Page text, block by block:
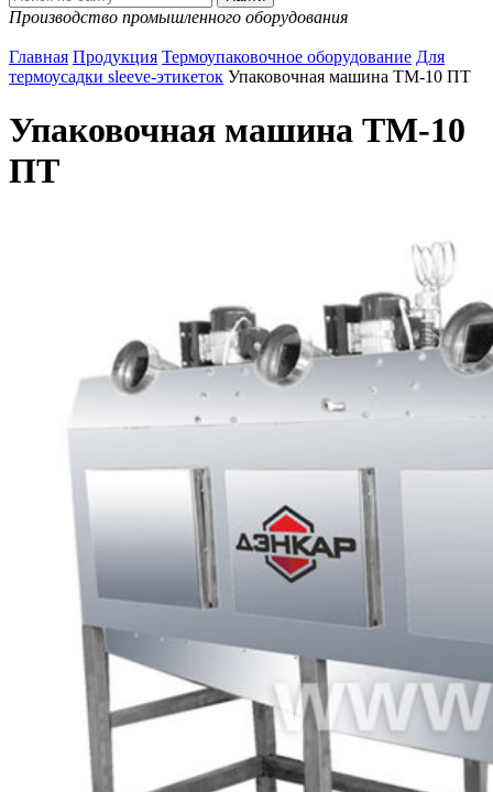
Производство промышленного оборудования
Главная Продукция Термоупаковочное оборудование Для
термоусадки sleeve-этикеток Упаковочная машина ТМ-10 ПТ
Упаковочная машина ТМ-10
ПТ